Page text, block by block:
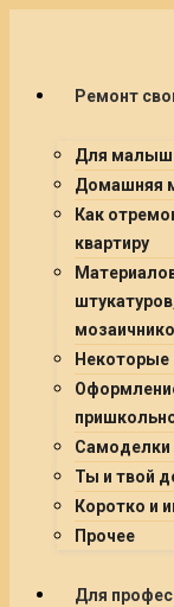
Ремонт
Для
Домашняя
Как
квартиру
Некоторые
Самоделки
Ты и твой
Коротко и
Прочее
Для